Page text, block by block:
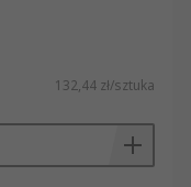
132,44 zł/sztuka